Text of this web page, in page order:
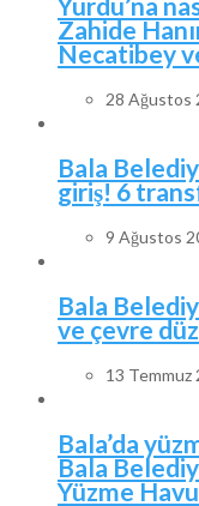
Zahide
Necatibey
28 Ağustos
Bala
giriş! 6
9 Ağustos
Bala
ve çevre
13 Temmuz
Bala’da
Bala
Yüzme